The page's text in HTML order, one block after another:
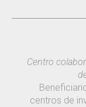
Centro
centros de